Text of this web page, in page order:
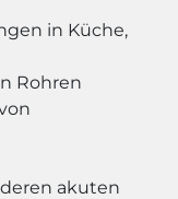
in Küche,
Rohren
akuten